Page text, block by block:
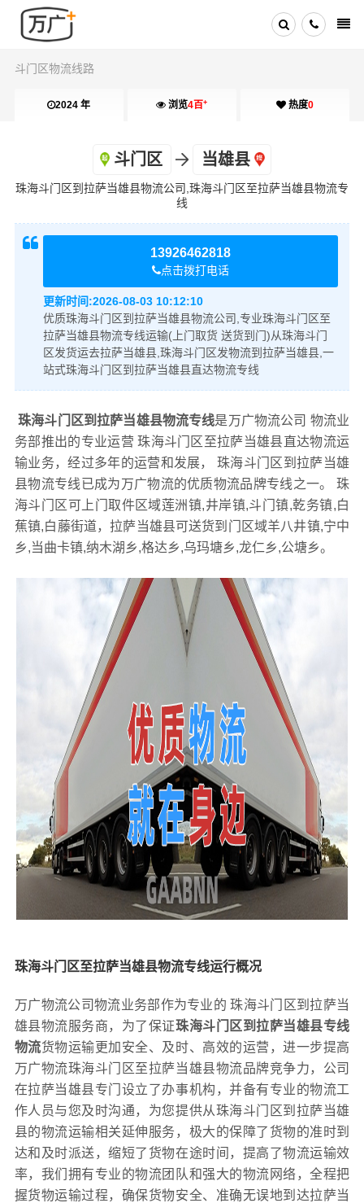
斗门区物流线路
2024 年 浏览4百+ 热度0
斗门区 当雄县
珠海斗门区到拉萨当雄县物流公司,珠海斗门区至拉萨当雄县物流专
线
13926462818
点击拨打电话
更新时间:2026-08-03 10:12:10
优质珠海斗门区到拉萨当雄县物流公司,专业珠海斗门区至
拉萨当雄县物流专线运输(上门取货 送货到门)从珠海斗门
区发货运去拉萨当雄县,珠海斗门区发物流到拉萨当雄县,一
站式珠海斗门区到拉萨当雄县直达物流专线
珠海斗门区到拉萨当雄县物流专线是万广物流公司 物流业
务部推出的专业运营 珠海斗门区至拉萨当雄县直达物流运
输业务，经过多年的运营和发展， 珠海斗门区到拉萨当雄
县物流专线已成为万广物流的优质物流品牌专线之一。 珠
海斗门区可上门取件区域莲洲镇,井岸镇,斗门镇,乾务镇,白
蕉镇,白藤街道，拉萨当雄县可送货到门区域羊八井镇,宁中
乡,当曲卡镇,纳木湖乡,格达乡,乌玛塘乡,龙仁乡,公塘乡。
珠海斗门区至拉萨当雄县物流专线运行概况
万广物流公司物流业务部作为专业的 珠海斗门区到拉萨当
雄县物流服务商，为了保证珠海斗门区到拉萨当雄县专线
物流货物运输更加安全、及时、高效的运营，进一步提高
万广物流珠海斗门区至拉萨当雄县物流品牌竞争力，公司
在拉萨当雄县专门设立了办事机构，并备有专业的物流工
作人员与您及时沟通，为您提供从珠海斗门区到拉萨当雄
县的物流运输相关延伸服务，极大的保障了货物的准时到
达和及时派送，缩短了货物在途时间，提高了物流运输效
率，我们拥有专业的物流团队和强大的物流网络，全程把
握货物运输过程，确保货物安全、准确无误地到达拉萨当